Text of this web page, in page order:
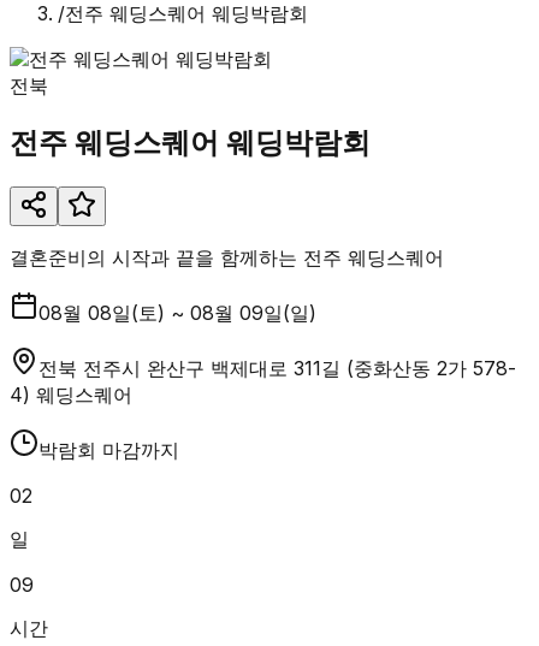
/전주 웨딩스퀘어 웨딩박람회
전북
전주 웨딩스퀘어 웨딩박람회
결혼준비의 시작과 끝을 함께하는 전주 웨딩스퀘어
08월 08일(토) ~ 08월 09일(일)
전북 전주시 완산구 백제대로 311길 (중화산동 2가 578-
4) 웨딩스퀘어
박람회 마감까지
02
일
09
시간